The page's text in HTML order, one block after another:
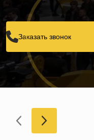
Заказать звонок